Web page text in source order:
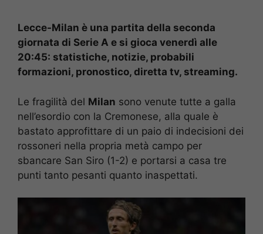
Lecce-Milan è una partita della seconda
giornata di Serie A e si gioca venerdì alle
20:45: statistiche, notizie, probabili
formazioni, pronostico, diretta tv, streaming.
Le fragilità del Milan sono venute tutte a galla
nell’esordio con la Cremonese, alla quale è
bastato approfittare di un paio di indecisioni dei
rossoneri nella propria metà campo per
sbancare San Siro (1-2) e portarsi a casa tre
punti tanto pesanti quanto inaspettati.